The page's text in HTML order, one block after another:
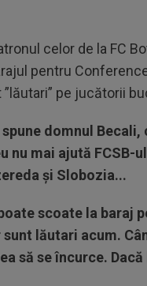
celor de la FC
pentru
pe jucătorii
spune domnul
nu mai ajută FCSB-
și Slobozia...
scoate la baraj
lăutari acum.
să se încurce.